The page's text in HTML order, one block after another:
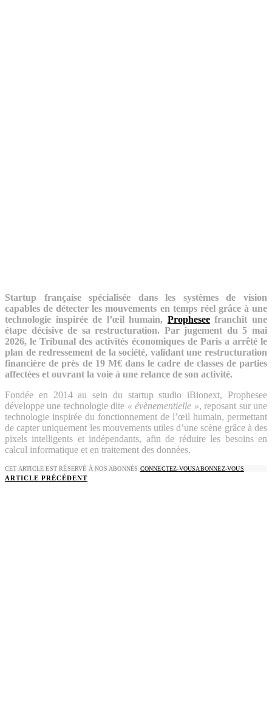
Startup française spécialisée dans les systèmes de vision
capables de détecter les mouvements en temps réel grâce à une
technologie inspirée de l’œil humain, Propheseefranchit une
étape décisive de sa restructuration. Par jugement du 5 mai
2026, le Tribunal des activités économiques de Paris a arrêté le
plan de redressement de la société, validant une restructuration
financière de près de 19 M€ dans le cadre de classes de parties
affectées et ouvrant la voie à une relance de son activité.
Fondée en 2014 au sein du startup studio iBionext, Prophesee
développe une technologie dite « évènementielle », reposant sur une
technologie inspirée du fonctionnement de l’œil humain, permettant
de capter uniquement les mouvements utiles d’une scène grâce à des
pixels intelligents et indépendants, afin de réduire les besoins en
calcul informatique et en traitement des données.
CET ARTICLE EST RÉSERVÉ À NOS ABONNÉS CONNECTEZ-VOUSABONNEZ-VOUS
ARTICLE PRÉCÉDENT